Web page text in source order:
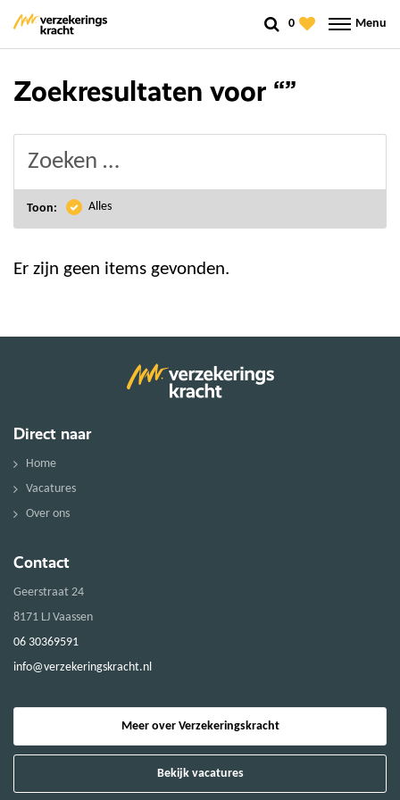
0 Menu
Zoekresultaten voor “”
Toon: Alles
Er zijn geen items gevonden.
Direct naar
Home
Vacatures
Over ons
Contact
Geerstraat 24
8171 LJ Vaassen
06 30369591
info@verzekeringskracht.nl
Meer over Verzekeringskracht
Bekijk vacatures